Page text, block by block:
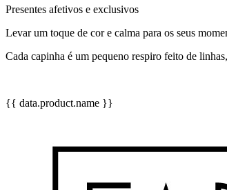
Presentes afetivos e exclusivos
Levar um toque de cor e calma para os seus
Cada capinha é um pequeno respiro feito de
{{ data.product.name }}